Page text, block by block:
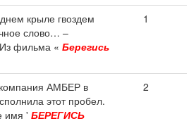
крыле гвоздем
слово… –
фильма « Берегись
1
АМБЕР в
этот пробел.
имя ' БЕРЕГИСЬ
2